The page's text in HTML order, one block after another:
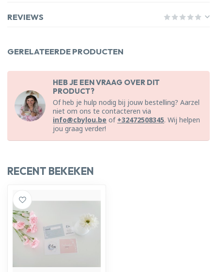
REVIEWS
GERELATEERDE PRODUCTEN
HEB JE EEN VRAAG OVER DIT
PRODUCT?
Of heb je hulp nodig bij jouw bestelling? Aarzel
niet om ons te contacteren via
info@cbylou.be of +32472508345. Wij helpen
jou graag verder!
RECENT BEKEKEN